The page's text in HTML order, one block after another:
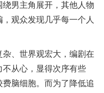
男主角展开，其他人物
观众发现几乎每一个人
、世界观宏大，编剧在
从心，显得次序有些
脑细胞。而为了降低追